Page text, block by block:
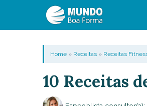
Home» Receitas» Receitas
10 Receitas